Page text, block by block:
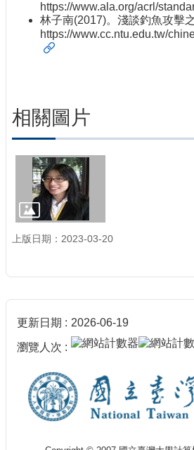
https://www.ala.org/acrl/
林子南(2017)。淺談釣魚攻擊
https://www.cc.ntu.edu.tw/
相關圖片
上版日期：2023-03-20
更新日期 2026-06-19
瀏覽人次